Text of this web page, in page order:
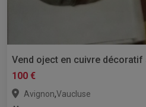
Vend oject en cuivre décoratif
100 €
Avignon,Vaucluse